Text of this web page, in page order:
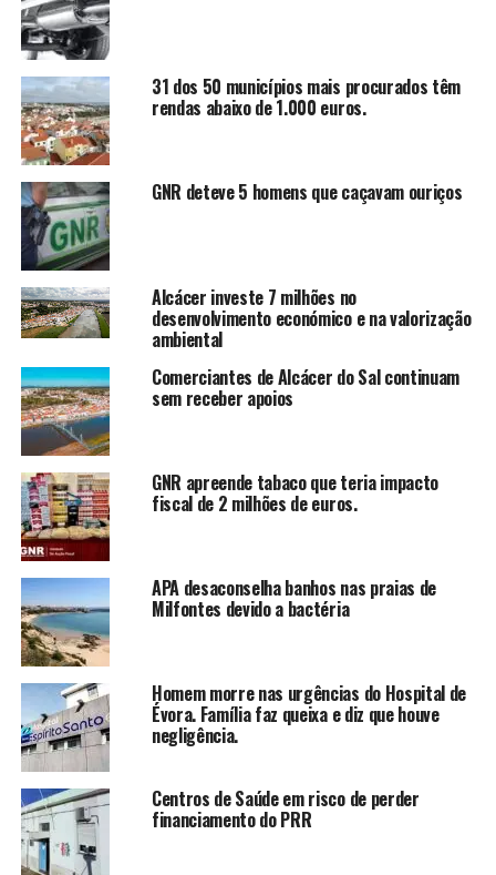
31 dos 50 municípios mais procurados têm
rendas abaixo de 1.000 euros.
GNR deteve 5 homens que caçavam ouriços
Alcácer investe 7 milhões no
desenvolvimento económico e na valorização
ambiental
Comerciantes de Alcácer do Sal continuam
sem receber apoios
GNR apreende tabaco que teria impacto
fiscal de 2 milhões de euros.
APA desaconselha banhos nas praias de
Milfontes devido a bactéria
Homem morre nas urgências do Hospital de
Évora. Família faz queixa e diz que houve
negligência.
Centros de Saúde em risco de perder
financiamento do PRR